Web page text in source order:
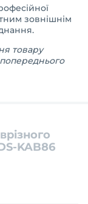
зовнішнім
товару
KAB86